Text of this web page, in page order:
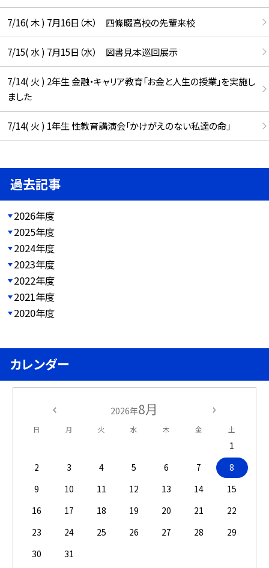
7/16( 木 ) 7月16日（木） 四條畷高校の先輩来校
7/15( 水 ) 7月15日（水） 図書見本巡回展示
7/14( 火 ) 2年生 金融・キャリア教育「お金と人生の授業」を実施し
ました
7/14( 火 ) 1年生 性教育講演会「かけがえのない私達の命」
過去記事
2026年度
2025年度
2024年度
2023年度
2022年度
2021年度
2020年度
カレンダー
2026年8月
日 月 火 水 木 金 土
1
2
3 4 5 6 7
8
9
10 11 12 13 14
15
16
17 18 19 20 21
22
23
24 25 26 27 28
29
30
31